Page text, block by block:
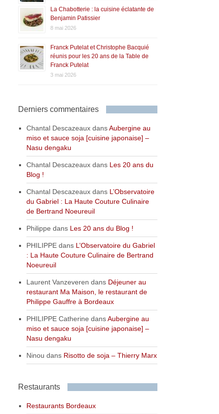
La Chabotterie : la cuisine éclatante de
Benjamin Patissier
8 mai 2026
Franck Putelat et Christophe Bacquié
réunis pour les 20 ans de la Table de
Franck Putelat
3 mai 2026
Derniers commentaires
Chantal Descazeaux dansAubergine au
miso et sauce soja [cuisine japonaise] –
Nasu dengaku
Chantal Descazeaux dans Les 20 ans du
Blog !
Chantal Descazeaux dans L’Observatoire
du Gabriel : La Haute Couture Culinaire
de Bertrand Noeureuil
Philippe dans Les 20 ans du Blog !
PHILIPPE dans L’Observatoire du Gabriel
: La Haute Couture Culinaire de Bertrand
Noeureuil
Laurent Vanzeveren dans Déjeuner au
restaurant Ma Maison, le restaurant de
Philippe Gauffre à Bordeaux
PHILIPPE Catherine dansAubergine au
miso et sauce soja [cuisine japonaise] –
Nasu dengaku
Ninou dans Risotto de soja – Thierry Marx
Restaurants
Restaurants Bordeaux